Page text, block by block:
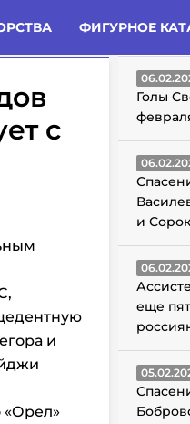
ФИГУРНОЕ
с
и
«Орел»
Голы
и
еще